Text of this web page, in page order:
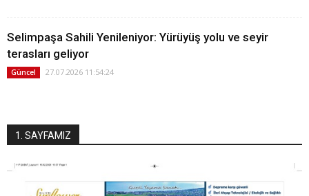
Selimpaşa Sahili Yenileniyor: Yürüyüş yolu ve seyir
terasları geliyor
Güncel 27.07.2026 11:54:24
1. SAYFAMIZ